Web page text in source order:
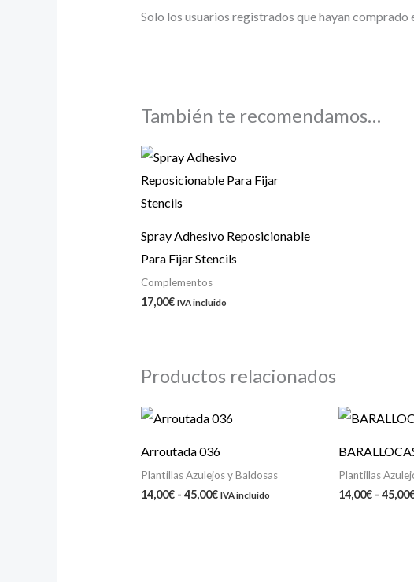
Solo los usuarios registrados que hayan
También te recomendamos…
Spray Adhesivo Reposicionable
Para Fijar Stencils
Complementos
17,00€ IVA incluido
Productos relacionados
Arroutada 036
Plantillas Azulejos y Baldosas
14,00€ - 45,00€
Rango
de
desde
14,00€
hasta
45,00€
IVA incluido
Plantillas
14,00€ - 45,00